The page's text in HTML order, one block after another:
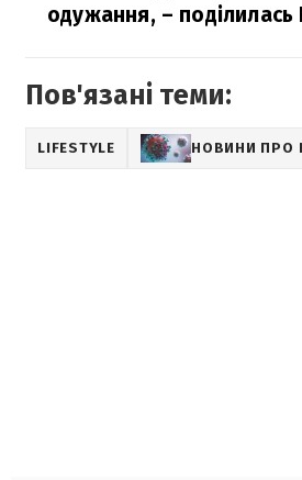
одужання, –
Пов'язані теми:
LIFESTYLE НОВИНИ ПРО